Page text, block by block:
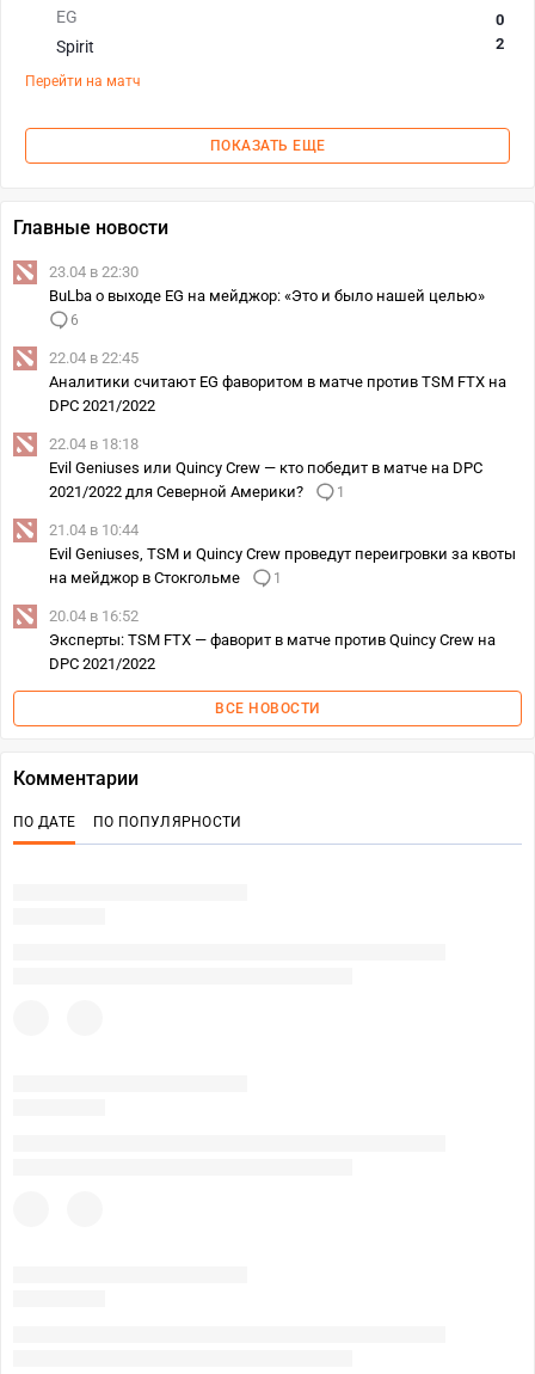
EG
Spirit
0
2
Перейти на матч
ПОКАЗАТЬ ЕЩЕ
Главные новости
23.04 в 22:30
BuLba о выходе EG на мейджор: «Это и было нашей целью»
6
22.04 в 22:45
Аналитики считают EG фаворитом в матче против TSM FTX на
DPC 2021/2022
22.04 в 18:18
Evil Geniuses или Quincy Crew — кто победит в матче на DPC
2021/2022 для Северной Америки?
1
21.04 в 10:44
Evil Geniuses, TSM и Quincy Crew проведут переигровки за квоты
на мейджор в Стокгольме
1
20.04 в 16:52
Эксперты: TSM FTX — фаворит в матче против Quincy Crew на
DPC 2021/2022
ВСЕ НОВОСТИ
Комментарии
ПО ДАТЕ ПО ПОПУЛЯРНОСТИ